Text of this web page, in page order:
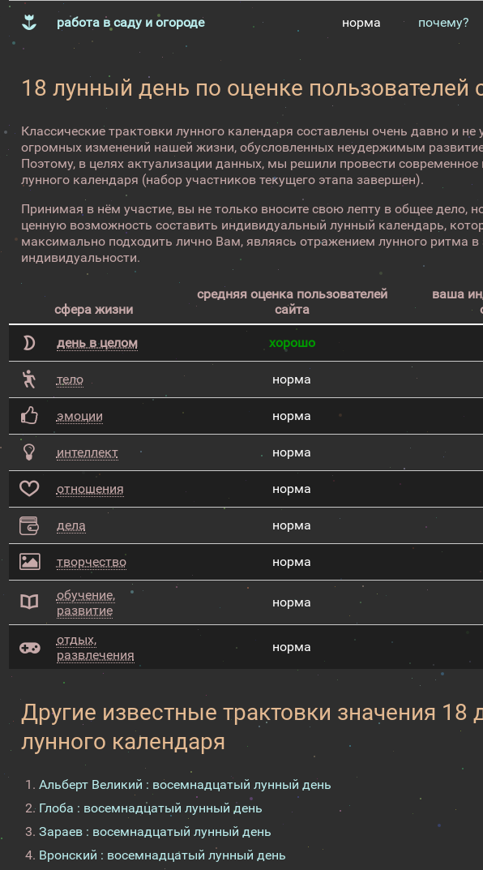
работа в саду и огороде норма почему?
18 лунный день по оценке пользователей
Классические трактовки лунного календаря составлены очень давно и
огромных изменений нашей жизни, обусловленных неудержимым
Поэтому, в целях актуализации данных, мы решили провести современное
лунного календаря (набор участников текущего этапа завершен).
Принимая в нём участие, вы не только вносите свою лепту в общее дело,
ценную возможность составить индивидуальный лунный календарь,
максимально подходить лично Вам, являясь отражением лунного ритма в
индивидуальности.
сфера жизни
средняя оценка пользователей
сайта
ваша
день в целом хорошо
тело норма
эмоции норма
интеллект норма
отношения норма
дела норма
творчество норма
обучение,
развитие
норма
отдых,
развлечения
норма
Другие известные трактовки значения 18
лунного календаря
Альберт Великий : восемнадцатый лунный день
Глоба : восемнадцатый лунный день
Зараев : восемнадцатый лунный день
Вронский : восемнадцатый лунный день